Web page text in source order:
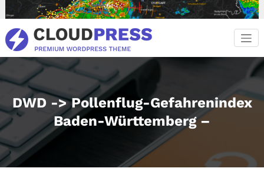
Inhalt
springen
DWD -> Pollenflug-Gefahrenindex
Baden-Württemberg –